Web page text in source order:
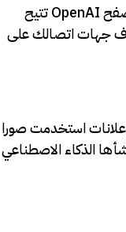
ثغرة خطيرة في متصفح OpenAI تتيح
جهات اتصالك على
استخدمت صورا
الذكاء الاصطناعي